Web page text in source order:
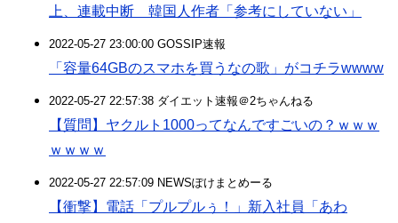
上、連載中断 韓国人作者「参考にしていない」
2022-05-27 23:00:00 GOSSIP速報
「容量64GBのスマホを買うなの歌」がコチラwwww
2022-05-27 22:57:38 ダイエット速報＠2ちゃんねる
【質問】ヤクルト1000ってなんですごいの？ｗｗｗ
ｗｗｗｗ
2022-05-27 22:57:09 NEWSぽけまとめーる
【衝撃】電話「プルプルぅ！」新入社員「あわ